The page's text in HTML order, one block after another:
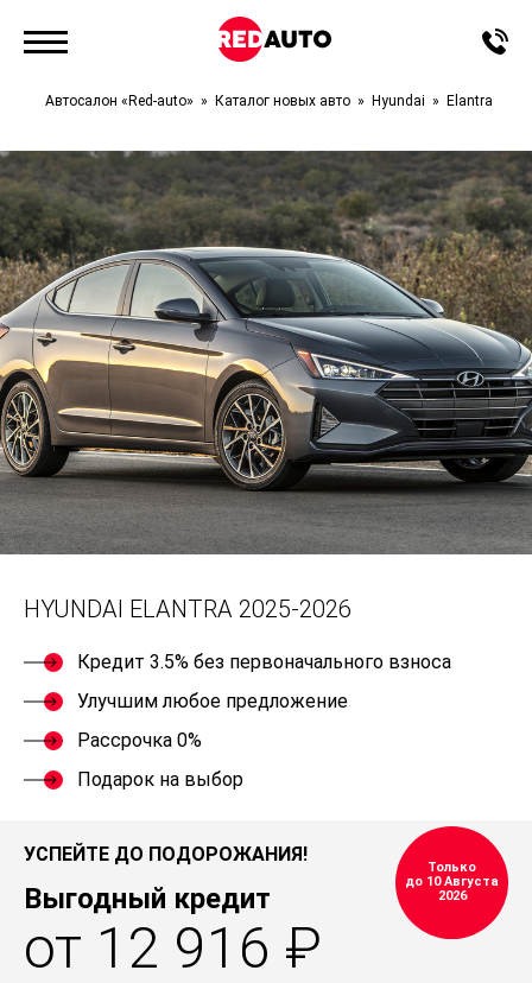
Автосалон «Red-auto» Каталог новых авто Hyundai Elantra
HYUNDAI ELANTRA 2025-2026
Кредит 3.5% без первоначального взноса
Улучшим любое предложение
Рассрочка 0%
Подарок на выбор
УСПЕЙТЕ ДО ПОДОРОЖАНИЯ!
Выгодный кредит
от 12 916 ₽
Только
до 10 Августа
2026